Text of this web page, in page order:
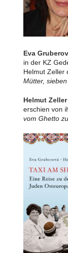
Eva
in der KZ
Helmut Zeller
Mütter,
Helmut Zeller
erschien von
vom Ghetto